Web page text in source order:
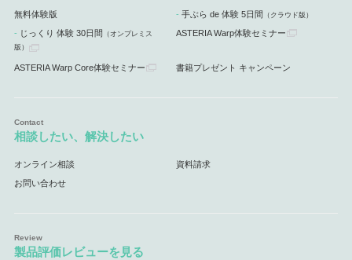
無料体験版 手ぶら de 体験 5日間 （クラウド版）
じっくり 体験 30日間 （オンプレミス
版）
ASTERIA Warp体験セミナー
ASTERIA Warp Core体験セミナー 書籍プレゼント キャンペーン
相談したい、解決したい
オンライン相談 資料請求
お問い合わせ
製品評価レビューを見る